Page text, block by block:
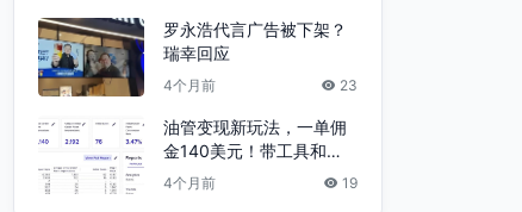
罗永浩代言广告被下架？
瑞幸回应
4个月前 23
油管变现新玩法，一单佣
金140美元！带工具和案
例账号分析
4个月前 19